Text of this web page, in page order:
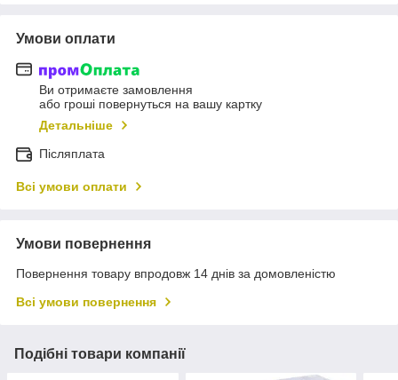
Умови оплати
Ви отримаєте замовлення
або гроші повернуться на вашу картку
Детальніше
Післяплата
Всі умови оплати
Умови повернення
Повернення товару впродовж 14 днів за домовленістю
Всі умови повернення
Подібні товари компанії